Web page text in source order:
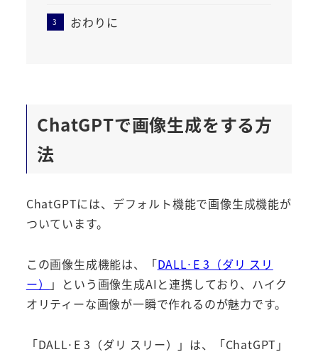
おわりに
ChatGPTで画像生成をする方
法
ChatGPTには、デフォルト機能で画像生成機能が
ついています。
この画像生成機能は、「DALL·E 3（ダリ スリ
ー）
」という画像生成AIと連携しており、ハイク
オリティーな画像が一瞬で作れるのが魅力です。
「DALL·E 3（ダリ スリー）」は、「ChatGPT」